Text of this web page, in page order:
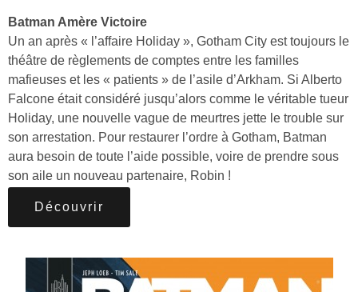
Batman Amère Victoire
Un an après « l’affaire Holiday », Gotham City est toujours le
théâtre de règlements de comptes entre les familles
mafieuses et les « patients » de l’asile d’Arkham. Si Alberto
Falcone était considéré jusqu’alors comme le véritable tueur
Holiday, une nouvelle vague de meurtres jette le trouble sur
son arrestation. Pour restaurer l’ordre à Gotham, Batman
aura besoin de toute l’aide possible, voire de prendre sous
son aile un nouveau partenaire, Robin !
Découvrir